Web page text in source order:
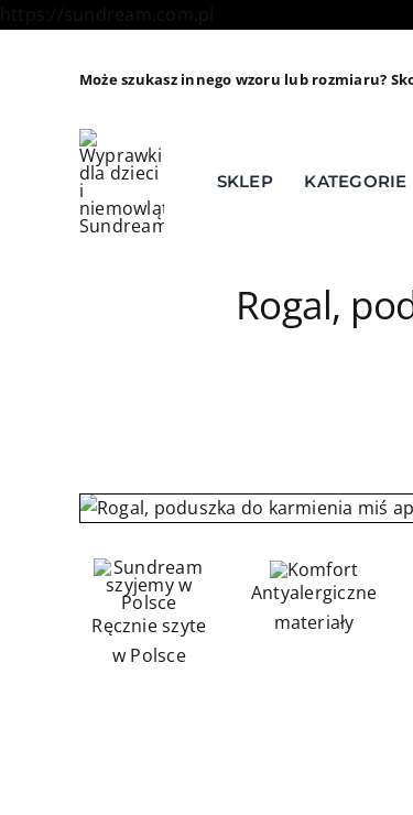
content
Może szukasz innego wzoru lub rozmiaru?
SKLEP KATEGORIE
Rogal,
Ręcznie szyte
w Polsce
Antyalergiczne
materiały